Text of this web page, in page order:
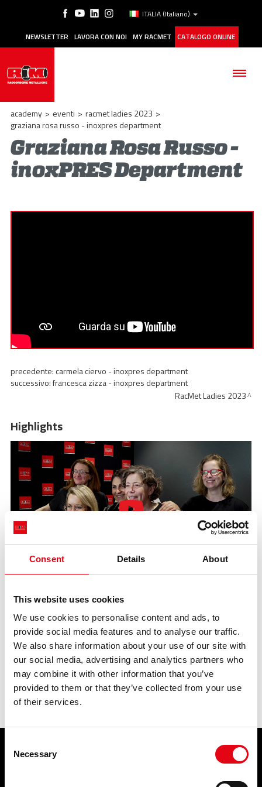
Consent Details About
This website uses cookies
We use cookies to personalise content and ads, to
provide social media features and to analyse our traffic.
We also share information about your use of our site with
our social media, advertising and analytics partners who
may combine it with other information that you’ve
provided to them or that they’ve collected from your use
of their services.
Selection
Necessary
ITALIA (Italiano)
NEWSLETTER LAVORA CON NOI MY RACMET CATALOGO ONLINE
AZIENDA
APPLICAZIONI
academy > eventi > racmet ladies 2023 >
graziana rosa russo - inoxpres department
Graziana Rosa Russo -
inoxPRES Department
precedente:carmela ciervo - inoxpres department
successivo:francesca zizza - inoxpres department
RacMet Ladies 2023
Highlights
RacMet Ladies 2023
Anche quest'anno si è celebrato un momento dedicato alle
collaboratrici di Raccorderie Metalliche, in occasione dell'8
marzo, Festa...